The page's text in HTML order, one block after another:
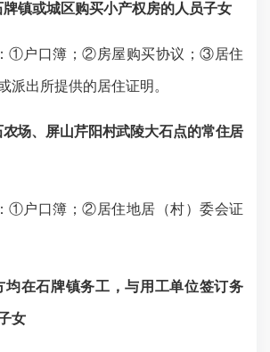
镇或城区购买小产权房的人员子女
①户口簿；②房屋购买协议；③居住
派出所提供的居住证明。
场、屏山芹阳村武陵大石点的常住居
①户口簿；②居住地居（村）委会证
均在石牌镇务工，与用工单位签订务
女